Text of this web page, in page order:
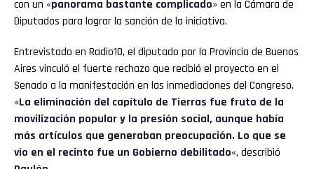
con un «panorama bastante complicado» en la Cámara de
Diputados para lograr la sanción de la iniciativa.
Entrevistado en Radio10, el diputado por la Provincia de Buenos
Aires vinculó el fuerte rechazo que recibió el proyecto en el
Senado a la manifestación en las inmediaciones del Congreso.
«La eliminación del capítulo de Tierras fue fruto de la
movilización popular y la presión social, aunque había
más artículos que generaban preocupación. Lo que se
vio en el recinto fue un Gobierno debilitado«, describió